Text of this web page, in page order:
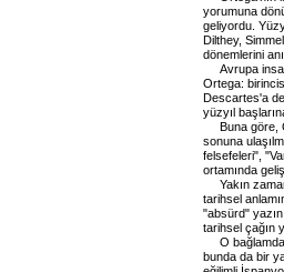
yorumuna
geliyordu.
Dilthey,
dönemlerini
Avrupa
Ortega:
Descartes'a
yüzyıl
Buna göre,
sonuna
felsefeleri",
ortamında
Yakın
tarihsel
"absürd"
tarihsel çağın
O
bunda da bir